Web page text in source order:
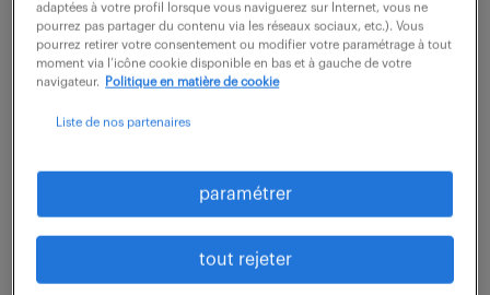
voir l'offre
technicien études et travaux (f/h)
Louviers (27) CDI 30 000 € / an
adaptées à votre profil lorsque vous naviguerez sur Internet, vous ne
pourrez pas partager du contenu via les réseaux sociaux, etc.). Vous
pourrez retirer votre consentement ou modifier votre paramétrage à tout
moment via l’icône cookie disponible en bas et à gauche de votre
navigateur.
Politique en matière de cookie
Liste de nos partenaires
paramétrer
tout rejeter